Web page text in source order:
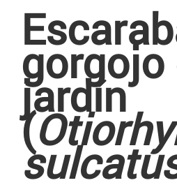
gorgojo
jardín
(